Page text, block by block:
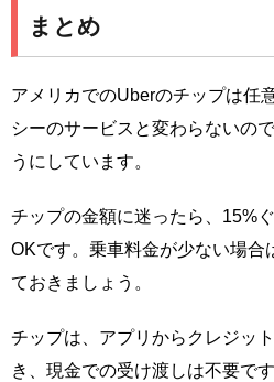
まとめ
アメリカでのUberのチップは任
シーのサービスと変わらないの
うにしています。
チップの金額に迷ったら、15%
OKです。乗車料金が少ない場合
ておきましょう。
チップは、アプリからクレジッ
き、現金での受け渡しは不要です